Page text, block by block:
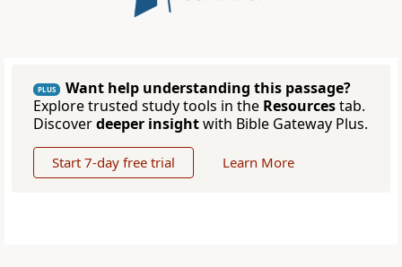
PLUS
Want help understanding this passage?
Explore trusted study tools in the Resourcestab.
Discoverdeeper insightwith Bible Gateway Plus.
Start 7-day free trial Learn More